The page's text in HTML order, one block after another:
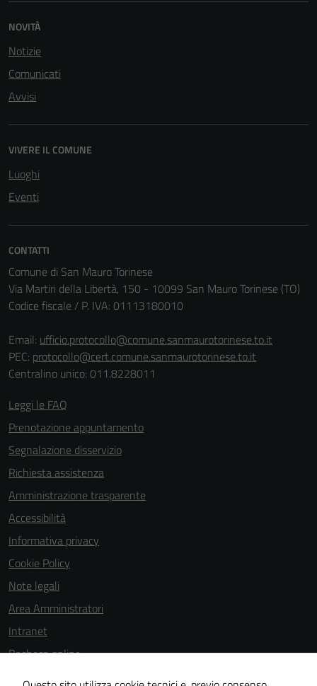
NOVITÀ
Notizie
Comunicati
Avvisi
VIVERE IL COMUNE
Luoghi
Eventi
CONTATTI
Comune di San Mauro Torinese
Via Martiri della Libertà, 150 - 10099 San Mauro Torinese (TO)
Codice fiscale / P. IVA: 01113180010
Email: ufficio.protocollo@comune.sanmaurotorinese.to.it
PEC: protocollo@cert.comune.sanmaurotorinese.to.it
Centralino unico: 011.8228011
Leggi le FAQ
Prenotazione appuntamento
Segnalazione disservizio
Richiesta assistenza
Amministrazione trasparente
Accessibilità
Informativa privacy
Cookie Policy
Note legali
Area Amministratori
Intranet
Bacheca online
Dichiarazione di accessibilità
Tecnici
Questi cookie